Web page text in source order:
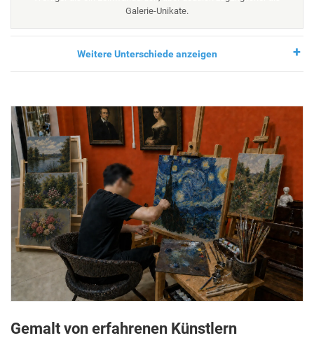
Galerie-Unikate.
Weitere Unterschiede anzeigen
Gemalt von erfahrenen Künstlern